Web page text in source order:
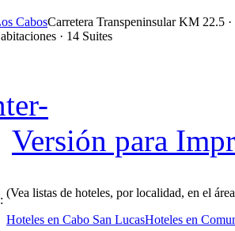
CabosCarretera Transpeninsular KM 22.5 ·
· 14 Suites
Versión para
(Vea listas de hoteles, por localidad, en el
Hoteles en Cabo San LucasHoteles en